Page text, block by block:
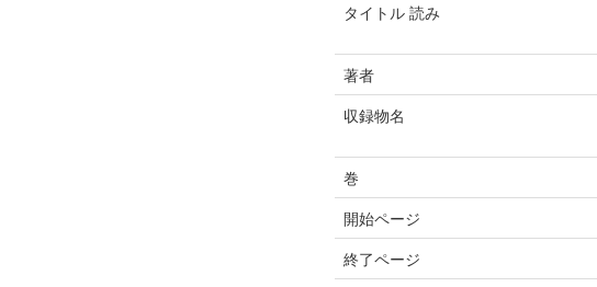
タイトル 読み
著者
収録物名
巻
開始ページ
終了ページ